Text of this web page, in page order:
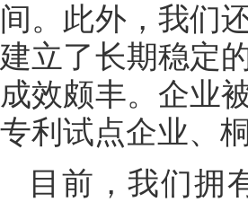
间。此外，我们
建立了长期稳定
成效颇丰。企业
专利试点企业、
目前，我们拥